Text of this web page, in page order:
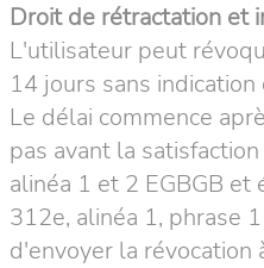
Droit de rétractation et
L'utilisateur peut
14 jours sans
Le délai commence
pas avant la
alinéa 1 et 2 EGBGB
312e, alinéa 1, phrase
d'envoyer la révocation